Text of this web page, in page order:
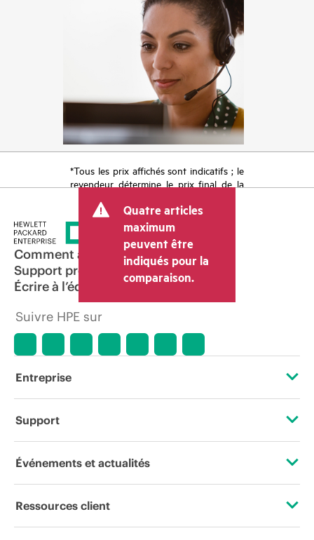
*Tous les prix affichés sont indicatifs ; le
revendeur détermine le prix final de la
tels que la TVA ou les taxes sur la vente
et les frais d’expédition. Le prix de la
transaction déterminé par le revendeur
peut varier par rapport à d’autres
revendeurs et au prix indicatif affiché.
Les prix indicatifs peuvent inclure des
offres promotionnelles limitées dans le
temps. HPE se réserve le droit d’ajuster
les prix à tout moment pour diverses
raisons, notamment, mais sans s’y limiter,
l’arrêt d’un produit, la disponibilité
période de promotion et des erreurs
dans les publicités.
Quatre articles
maximum
peuvent être
indiqués pour la
comparaison.
Comment acheter
Support produit
Écrire à l’équipe commerciale
Suivre HPE sur
Entreprise
À propos de HPE
Responsabilité d’entreprise
Support
Services d’assistance opérationnelle (OSS)
Événements et actualités
Événements
Ressources client